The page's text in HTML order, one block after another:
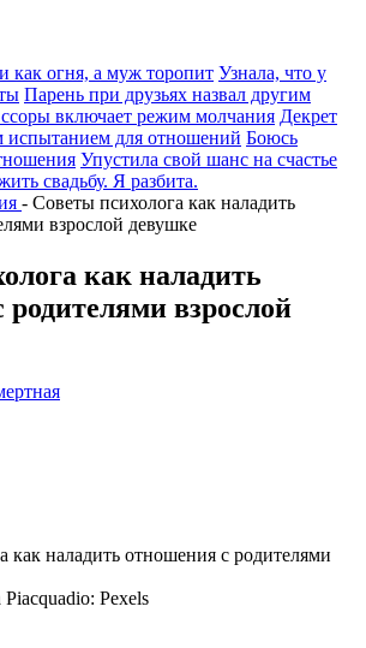
как огня, а муж торопит Узнала, что у
Парень при друзьях назвал другим
включает режим молчания Декрет
испытанием для отношений Боюсь
Упустила свой шанс на счастье
свадьбу. Я разбита.
- Советы психолога как наладить
взрослой девушке
как наладить
взрослой
Pexels